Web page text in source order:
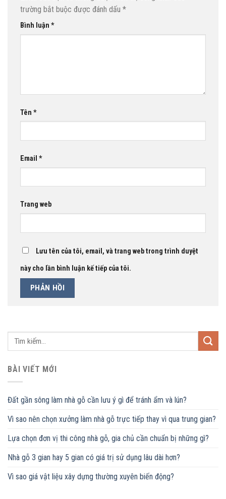
trường bắt buộc được đánh dấu *
Bình luận *
Tên *
Email *
Trang web
Lưu tên của tôi, email, và trang web trong trình duyệt
này cho lần bình luận kế tiếp của tôi.
BÀI VIẾT MỚI
Đất gần sông làm nhà gỗ cần lưu ý gì để tránh ẩm và lún?
Vì sao nên chọn xưởng làm nhà gỗ trực tiếp thay vì qua trung gian?
Lựa chọn đơn vị thi công nhà gỗ, gia chủ cần chuẩn bị những gì?
Nhà gỗ 3 gian hay 5 gian có giá trị sử dụng lâu dài hơn?
Vì sao giá vật liệu xây dựng thường xuyên biến động?